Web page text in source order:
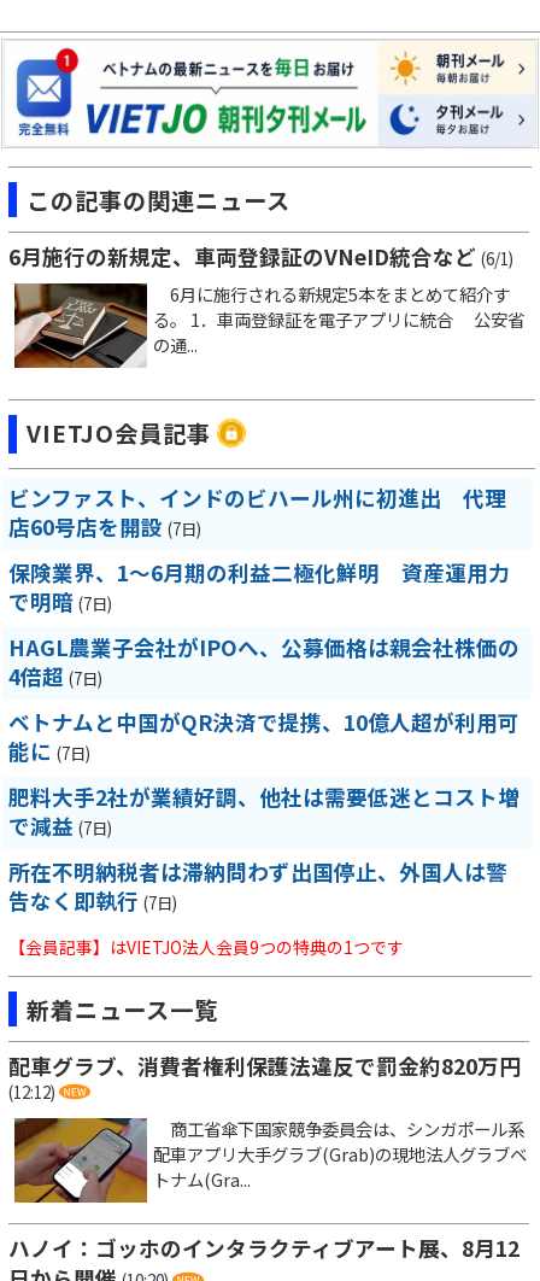
この記事の関連ニュース
6月施行の新規定、車両登録証のVNeID統合など (6/1)
6月に施行される新規定5本をまとめて紹介す
る。 1．車両登録証を電子アプリに統合 公安省
の通...
VIETJO会員記事
ビンファスト、インドのビハール州に初進出 代理
店60号店を開設 (7日)
保険業界、1～6月期の利益二極化鮮明 資産運用力
で明暗 (7日)
HAGL農業子会社がIPOへ、公募価格は親会社株価の
4倍超 (7日)
ベトナムと中国がQR決済で提携、10億人超が利用可
能に (7日)
肥料大手2社が業績好調、他社は需要低迷とコスト増
で減益 (7日)
所在不明納税者は滞納問わず出国停止、外国人は警
告なく即執行 (7日)
【会員記事】はVIETJO法人会員9つの特典の1つです
新着ニュース一覧
配車グラブ、消費者権利保護法違反で罰金約820万円
(12:12)
商工省傘下国家競争委員会は、シンガポール系
配車アプリ大手グラブ(Grab)の現地法人グラブベ
トナム(Gra...
ハノイ：ゴッホのインタラクティブアート展、8月12